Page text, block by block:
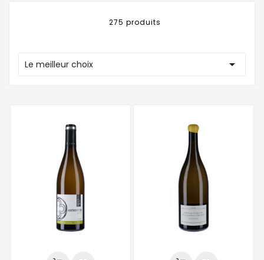
275 produits
Le meilleur choix 